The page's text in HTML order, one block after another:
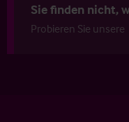
Sie finden nicht,
Probieren Sie unsere